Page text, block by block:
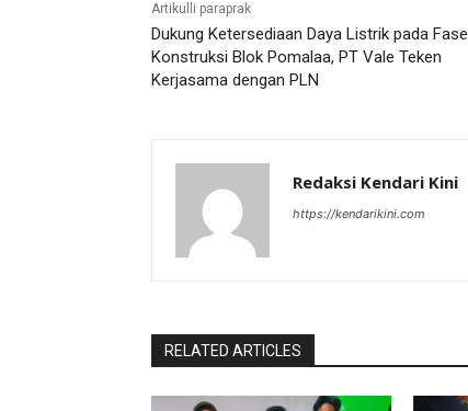
Artikulli paraprak
Dukung Ketersediaan Daya Listrik pada Fase
Konstruksi Blok Pomalaa, PT Vale Teken
Kerjasama dengan PLN
Redaksi Kendari Kini
https://kendarikini.com
RELATED ARTICLES